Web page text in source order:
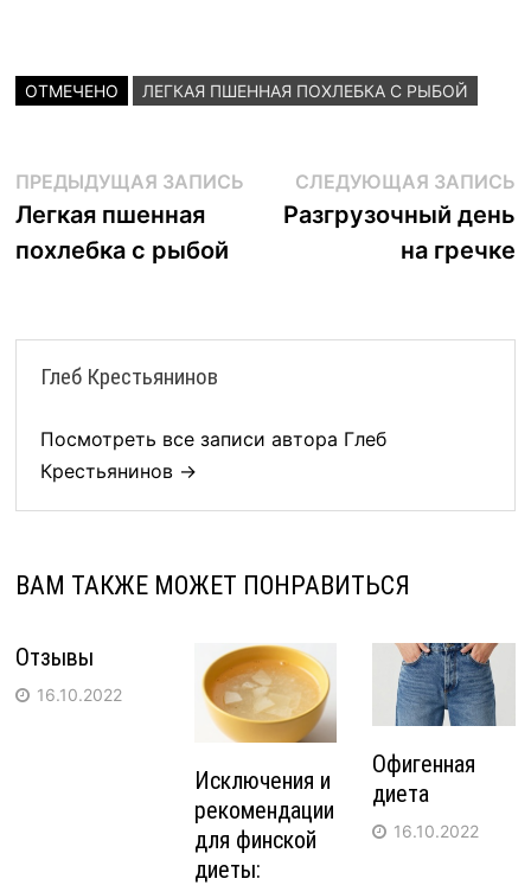
ОТМЕЧЕНО ЛЕГКАЯ ПШЕННАЯ ПОХЛЕБКА С РЫБОЙ
Навигация
по
ПРЕДЫДУЩАЯ ЗАПИСЬПредыдущая
запись:
Легкая пшенная
похлебка с рыбой
СЛЕДУЮЩАЯ ЗАПИСЬ
Разгрузочный день
на гречке
Глеб Крестьянинов
Посмотреть все записи автора Глеб
Крестьянинов →
ВАМ ТАКЖЕ МОЖЕТ ПОНРАВИТЬСЯ
Отзывы
16.10.2022
Исключения и
рекомендации
для финской
диеты:
Офигенная
диета
16.10.2022